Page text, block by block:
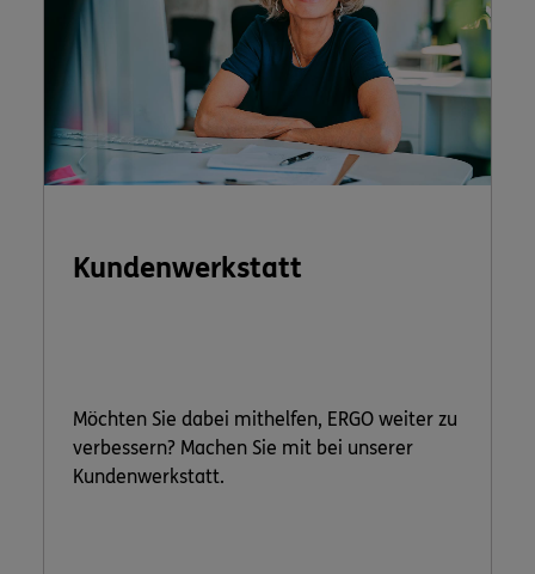
Kundenwerkstatt
Möchten Sie dabei mithelfen, ERGO weiter zu
verbessern? Machen Sie mit bei unserer
Kundenwerkstatt.